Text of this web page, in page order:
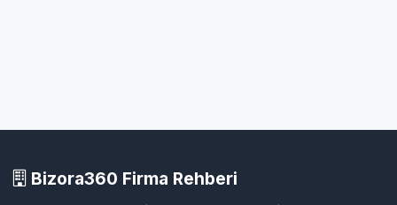
Bizora360 Firma Rehberi